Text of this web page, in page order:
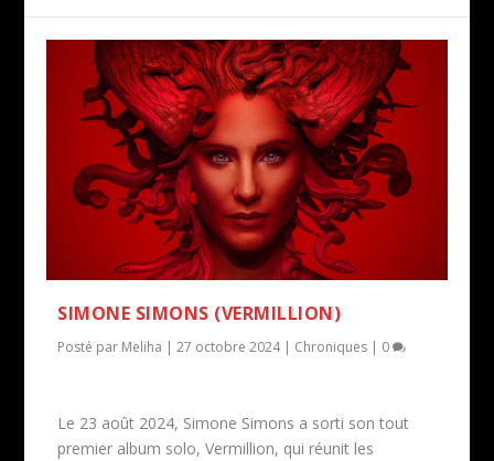
SIMONE SIMONS (VERMILLION)
Posté par Meliha |27 octobre 2024| Chroniques | 0
Le 23 août 2024, Simone Simons a sorti son tout
premier album solo, Vermillion, qui réunit les